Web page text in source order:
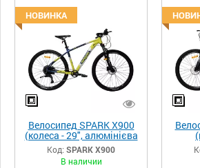
НОВИНКА
Велосипед SPARK X900
(колеса - 29", алюмінієва
рама - 19")
Код: SPARK X900
В наличии